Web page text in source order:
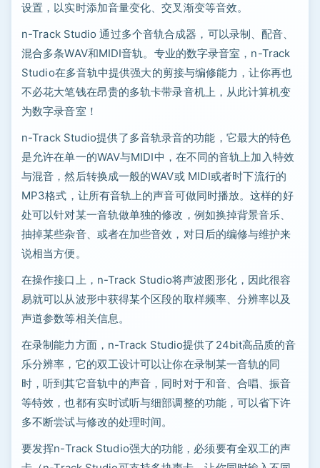
设置，以实时添加音量变化、交叉渐变等音效。
n-Track Studio 通过多个音轨合成器，可以录制、配音、
混合多条WAV和MIDI音轨。专业的数字录音室，n-Track
Studio在多音轨中提供强大的剪接与编修能力，让你再也
不必花大笔钱在昂贵的多轨卡带录音机上，从此计算机变
为数字录音室！
n-Track Studio提供了多音轨录音的功能，它最大的特色
是允许在单一的WAV与MIDI中，在不同的音轨上加入特效
与混音，然后转换成一般的WAV或 MIDI或者时下流行的
MP3格式，让所有音轨上的声音可做同时播放。这样的好
处可以针对某一音轨做单独的修改，例如换掉背景音乐、
抽掉某些杂音、或者在加些音效，对日后的编修与维护来
说相当方便。
在操作接口上，n-Track Studio将声波图形化，因此很容
易就可以从波形中获得某个区段的取样频率、分辨率以及
声道参数等相关信息。
在录制能力方面，n-Track Studio提供了24bit高品质的音
乐分辨率，它的双工设计可以让你在录制某一音轨的同
时，听到其它音轨中的声音，同时对于和音、合唱、振音
等特效，也都有实时试听与细部调整的功能，可以省下许
多不断尝试与修改的处理时间。
要发挥n-Track Studio强大的功能，必须要有全双工的声